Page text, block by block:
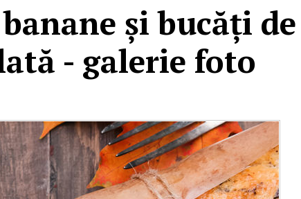
şi bucăţi de
- galerie foto